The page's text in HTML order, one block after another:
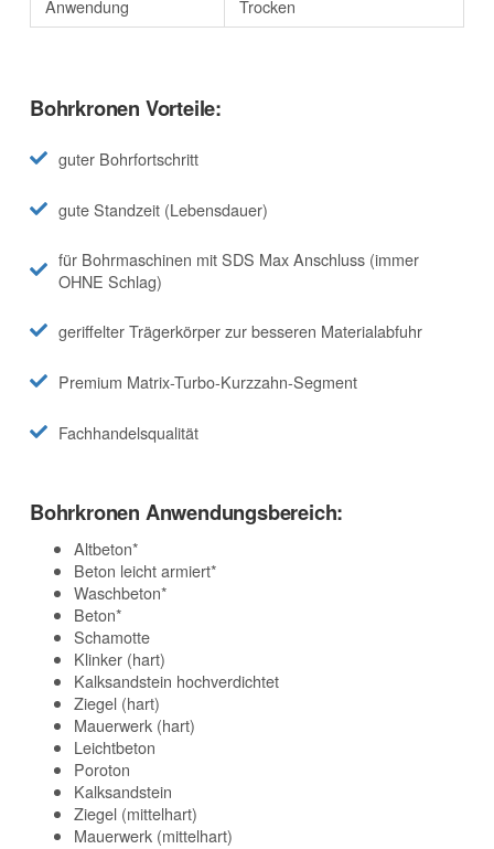
Anwendung Trocken
Bohrkronen Vorteile:
guter Bohrfortschritt
gute Standzeit (Lebensdauer)
für Bohrmaschinen mit SDS Max Anschluss (immer
OHNE Schlag)
geriffelter Trägerkörper zur besseren Materialabfuhr
Premium Matrix-Turbo-Kurzzahn-Segment
Fachhandelsqualität
Bohrkronen Anwendungsbereich:
Altbeton*
Beton leicht armiert*
Waschbeton*
Beton*
Schamotte
Klinker (hart)
Kalksandstein hochverdichtet
Ziegel (hart)
Mauerwerk (hart)
Leichtbeton
Poroton
Kalksandstein
Ziegel (mittelhart)
Mauerwerk (mittelhart)